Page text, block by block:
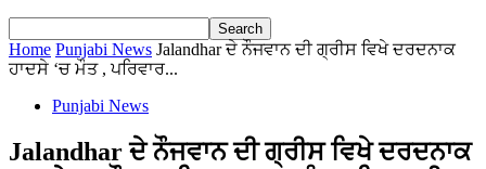
Home Punjabi News Jalandhar ਦੇ ਨੌਜਵਾਨ ਦੀ ਗ੍ਰੀਸ ਵਿਖੇ ਦਰਦਨਾਕ
ਹਾਦਸੇ ‘ਚ ਮੌਤ , ਪਰਿਵਾਰ...
Punjabi News
Jalandhar ਦੇ ਨੌਜਵਾਨ ਦੀ ਗ੍ਰੀਸ ਵਿਖੇ ਦਰਦਨਾਕ